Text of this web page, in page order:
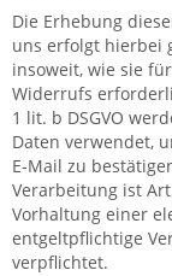
Die Erhebung
uns erfolgt hierbei
insoweit, wie sie
Widerrufs
1 lit. b DSGVO
Daten verwendet,
E-Mail zu
Verarbeitung ist
Vorhaltung einer
entgeltpflichtige
verpflichtet.